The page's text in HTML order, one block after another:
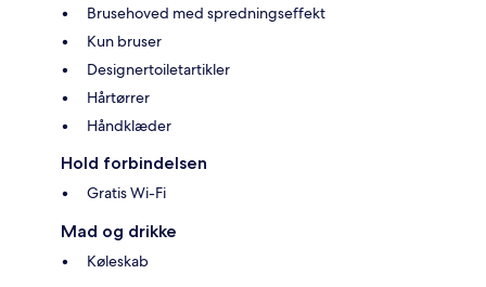
Brusehoved med spredningseffekt
Kun bruser
Designertoiletartikler
Hårtørrer
Håndklæder
Hold forbindelsen
Gratis Wi-Fi
Mad og drikke
Køleskab